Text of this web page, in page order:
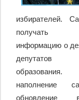
избирателей.
получать
информацию о
депутатов
наполнение
обновление